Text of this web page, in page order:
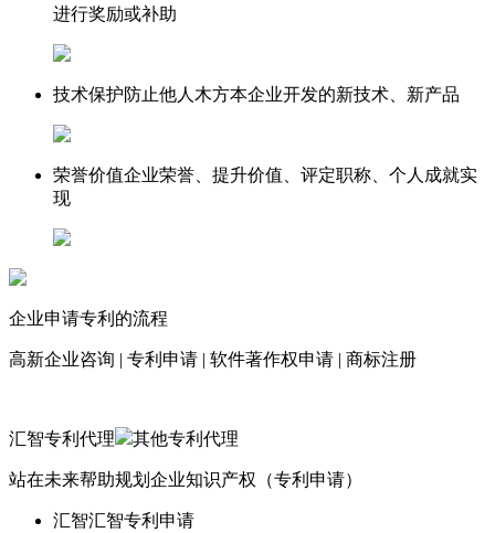
进行奖励或补助
技术保护防止他人木方本企业开发的新技术、新产品
荣誉价值企业荣誉、提升价值、评定职称、个人成就实
现
企业申请专利的流程
高新企业咨询 | 专利申请 | 软件著作权申请 | 商标注册
汇智专利代理 其他专利代理
站在未来帮助规划企业知识产权（专利申请）
汇智汇智专利申请